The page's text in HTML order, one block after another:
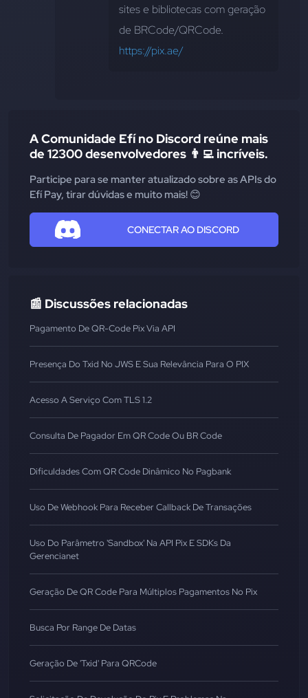
sites e bibliotecas com geração
de BRCode/QRCode.
https://pix.ae/
A Comunidade Efí no Discord reúne mais
de 12300 desenvolvedores 👨‍💻 incríveis.
Participe para se manter atualizado sobre as APIs do
Efí Pay, tirar dúvidas e muito mais! 😊
CONECTAR AO DISCORD
📰 Discussões relacionadas
Pagamento De QR-Code Pix Via API
Presença Do Txid No JWS E Sua Relevância Para O PIX
Acesso A Serviço Com TLS 1.2
Consulta De Pagador Em QR Code Ou BR Code
Dificuldades Com QR Code Dinâmico No Pagbank
Uso De Webhook Para Receber Callback De Transações
Uso Do Parâmetro 'sandbox' Na API Pix E SDKs Da
Gerencianet
Geração De QR Code Para Múltiplos Pagamentos No Pix
Busca Por Range De Datas
Geração De 'txid' Para QRCode